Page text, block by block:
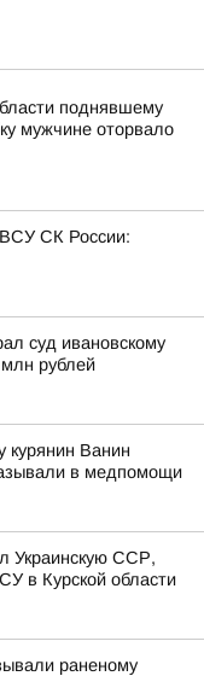
поднявшему
мужчине оторвало
СК России:
суд ивановскому
рублей
курянин Ванин
в медпомощи
Украинскую ССР,
в Курской области
раненому